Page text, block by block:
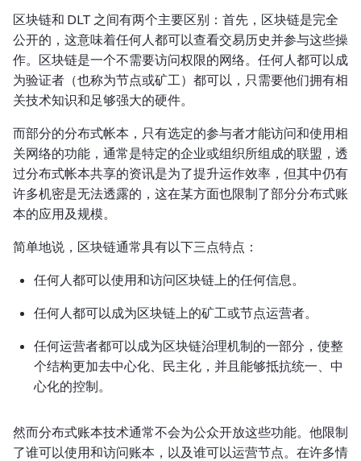
区块链和 DLT 之间有两个主要区别：首先，区块链是完全
公开的，这意味着任何人都可以查看交易历史并参与这些操
作。区块链是一个不需要访问权限的网络。任何人都可以成
为验证者（也称为节点或矿工）都可以，只需要他们拥有相
关技术知识和足够强大的硬件。
而部分的分布式帐本，只有选定的参与者才能访问和使用相
关网络的功能，通常是特定的企业或组织所组成的联盟，透
过分布式帐本共享的资讯是为了提升运作效率，但其中仍有
许多机密是无法透露的，这在某方面也限制了部分分布式账
本的应用及规模。
简单地说，区块链通常具有以下三点特点：
任何人都可以使用和访问区块链上的任何信息。
任何人都可以成为区块链上的矿工或节点运营者。
任何运营者都可以成为区块链治理机制的一部分，使整
个结构更加去中心化、民主化，并且能够抵抗统一、中
心化的控制。
然而分布式账本技术通常不会为公众开放这些功能。他限制
了谁可以使用和访问账本，以及谁可以运营节点。在许多情